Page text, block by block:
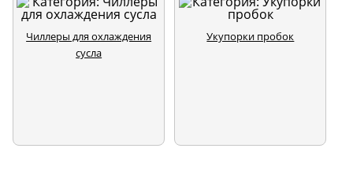
Чиллеры для охлаждения
сусла
Укупорки пробок